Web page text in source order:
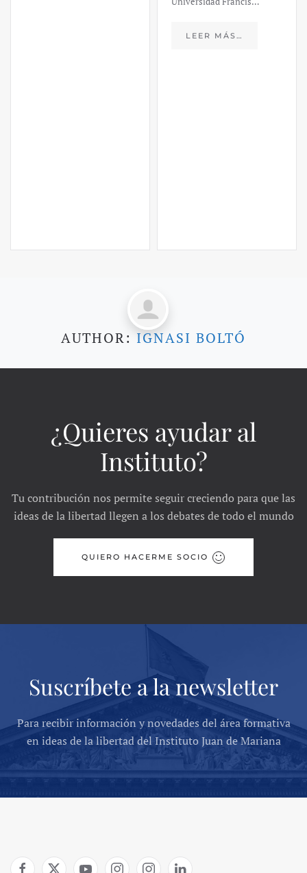
AUTHOR: IGNASI BOLTÓ
¿Quieres ayudar al
Instituto?
Tu contribución nos permite seguir creciendo para que las
ideas de la libertad llegen a los debates de todo el mundo
QUIERO HACERME SOCIO
Suscríbete a la newsletter
Para recibir información y novedades del área formativa
en ideas de la libertad del Instituto Juan de Mariana